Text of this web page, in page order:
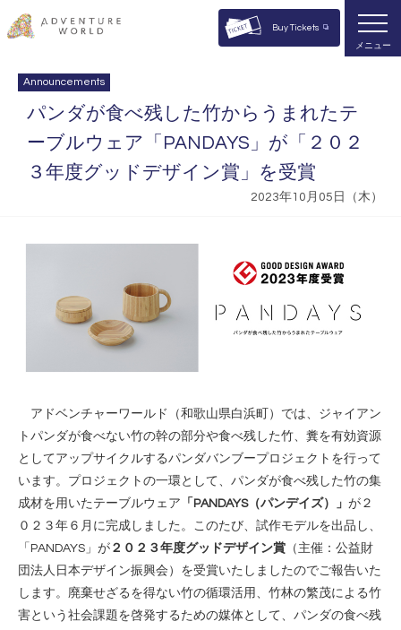
Buy Tickets
メニュー
Announcements
パンダが⾷べ残した⽵からうまれたテ
ーブルウェア「PANDAYS」が「２０２
３年度グッドデザイン賞」を受賞
2023年10月05日（木）
アドベンチャーワールド（和歌⼭県⽩浜町）では、ジャイアン
トパンダが⾷べない⽵の幹の部分や⾷べ残した⽵、糞を有効資源
としてアップサイクルするパンダバンブープロジェクトを⾏って
います。プロジェクトの⼀環として、パンダが⾷べ残した⽵の集
成材を⽤いたテーブルウェア 「PANDAYS（パンデイズ）」 が２
０２３年６月に完成しました。このたび、試作モデルを出品し、
「PANDAYS」が ２０２３年度グッドデザイン賞 （主催：公益財
団法人日本デザイン振興会）を受賞いたしましたのでご報告いた
します。廃棄せざるを得ない竹の循環活用、竹林の繁茂による竹
害という社会課題を啓発するための媒体として、パンダの食べ残